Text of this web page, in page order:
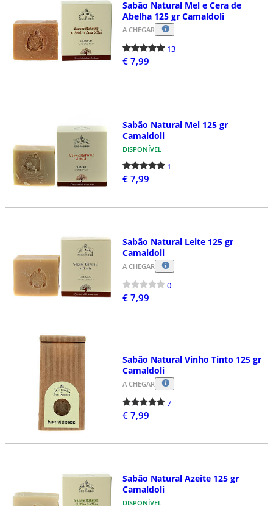
Sabão Natural Mel e Cera de
Abelha 125 gr Camaldoli
A CHEGAR
13
€ 7,99
Sabão Natural Mel 125 gr
Camaldoli
DISPONÍVEL
1
€ 7,99
Sabão Natural Leite 125 gr
Camaldoli
A CHEGAR
0
€ 7,99
Sabão Natural Vinho Tinto 125 gr
Camaldoli
A CHEGAR
7
€ 7,99
Sabão Natural Azeite 125 gr
Camaldoli
DISPONÍVEL